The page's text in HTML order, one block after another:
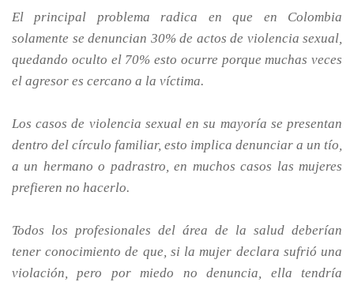
El principal problema radica en que en Colombia
solamente se denuncian 30% de actos de violencia sexual,
quedando oculto el 70% esto ocurre porque muchas veces
el agresor es cercano a la víctima.
Los casos de violencia sexual en su mayoría se presentan
dentro del círculo familiar, esto implica denunciar a un tío,
a un hermano o padrastro, en muchos casos las mujeres
prefieren no hacerlo.
Todos los profesionales del área de la salud deberían
tener conocimiento de que, si la mujer declara sufrió una
violación, pero por miedo no denuncia, ella tendría